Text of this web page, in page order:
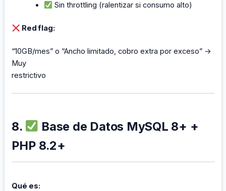
Sin throttling (ralentizar si consumo alto)
Red flag:
“10GB/mes” o “Ancho limitado, cobro extra por exceso” →
Muy
restrictivo
8.
Base de Datos MySQL 8+ +
PHP 8.2+
Qué es: